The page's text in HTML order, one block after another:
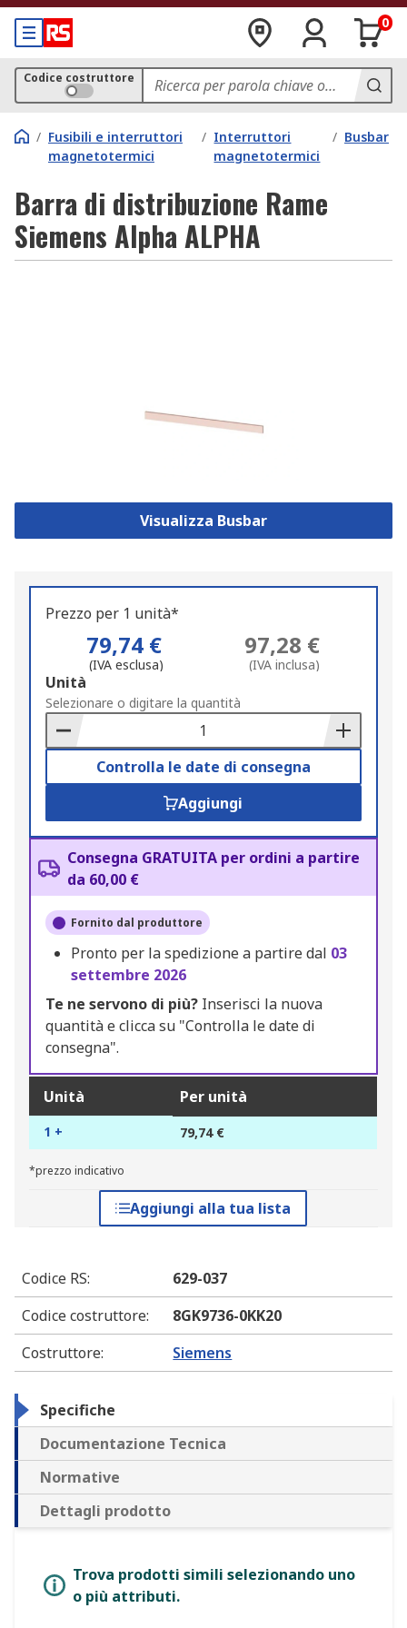
0
Codice costruttore
/ Fusibili e interruttori
magnetotermici
/ Interruttori
magnetotermici
/ Busbar
Barra di distribuzione Rame
Siemens Alpha ALPHA
Visualizza Busbar
Prezzo per 1 unità*
79,74 €
(IVA esclusa)
97,28 €
(IVA inclusa)
Add
to
Basket
Unità
Selezionare o digitare la quantità
Controlla le date di consegna
Aggiungi
Consegna GRATUITA per ordini a partire
da 60,00 €
Fornito dal produttore
Pronto per la spedizione a partire dal 03
settembre 2026
Te ne servono di più? Inserisci la nuova
quantità e clicca su "Controlla le date di
consegna".
Unità Per unità
1 + 79,74 €
*prezzo indicativo
Aggiungi alla tua lista
Codice RS:
629-037
Codice costruttore:
8GK9736-0KK20
Costruttore: Siemens
Specifiche
Documentazione Tecnica
Normative
Dettagli prodotto
Trova prodotti simili selezionando uno
o più attributi.